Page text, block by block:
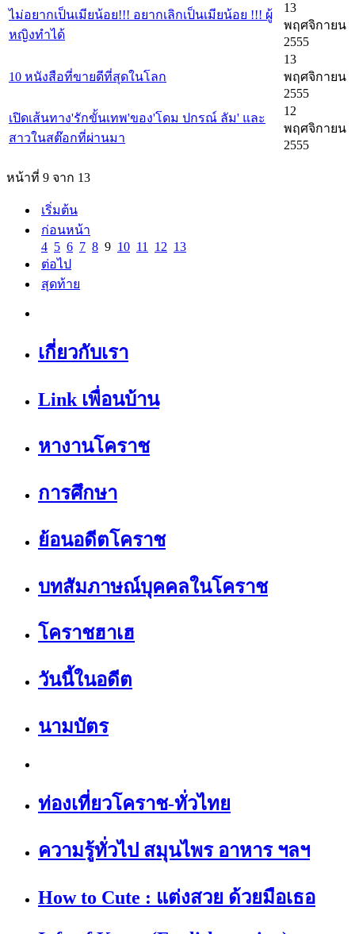
ไม่อยากเป็นเมียน้อย!!! อยากเลิกเป็นเมียน้อย !!! ผู้
หญิงทำได้
13
พฤศจิกายน
2555
10 หนังสือที่ขายดีที่สุดในโลก
13
พฤศจิกายน
2555
เปิดเส้นทาง'รักขั้นเทพ'ของ'โดม ปกรณ์ ลัม' และ
สาวในสต๊อกที่ผ่านมา
12
พฤศจิกายน
2555
หน้าที่ 9 จาก 13
เริ่มต้น
ก่อนหน้า
4 5 6 7 8 9 10 11 12 13
ต่อไป
สุดท้าย
เกี่ยวกับเรา
Link เพื่อนบ้าน
หางานโคราช
การศึกษา
ย้อนอดีตโคราช
บทสัมภาษณ์บุคคลในโคราช
โคราชฮาเฮ
วันนี้ในอดีต
นามบัตร
ท่องเที่ยวโคราช-ทั่วไทย
ความรู้ทั่วไป สมุนไพร อาหาร ฯลฯ
How to Cute : แต่งสวย ด้วยมือเธอ